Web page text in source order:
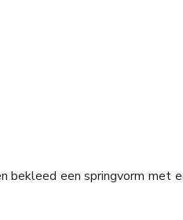
bekleed een springvorm met